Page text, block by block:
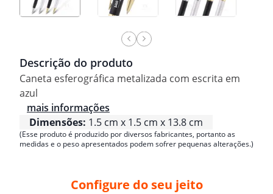
Descrição do produto
Caneta esferográfica metalizada com escrita em
azul
mais informações
Dimensões: 1.5 cm x 1.5 cm x 13.8 cm
(Esse produto é produzido por diversos fabricantes, portanto as
medidas e o peso apresentados podem sofrer pequenas alterações.)
Configure do seu jeito